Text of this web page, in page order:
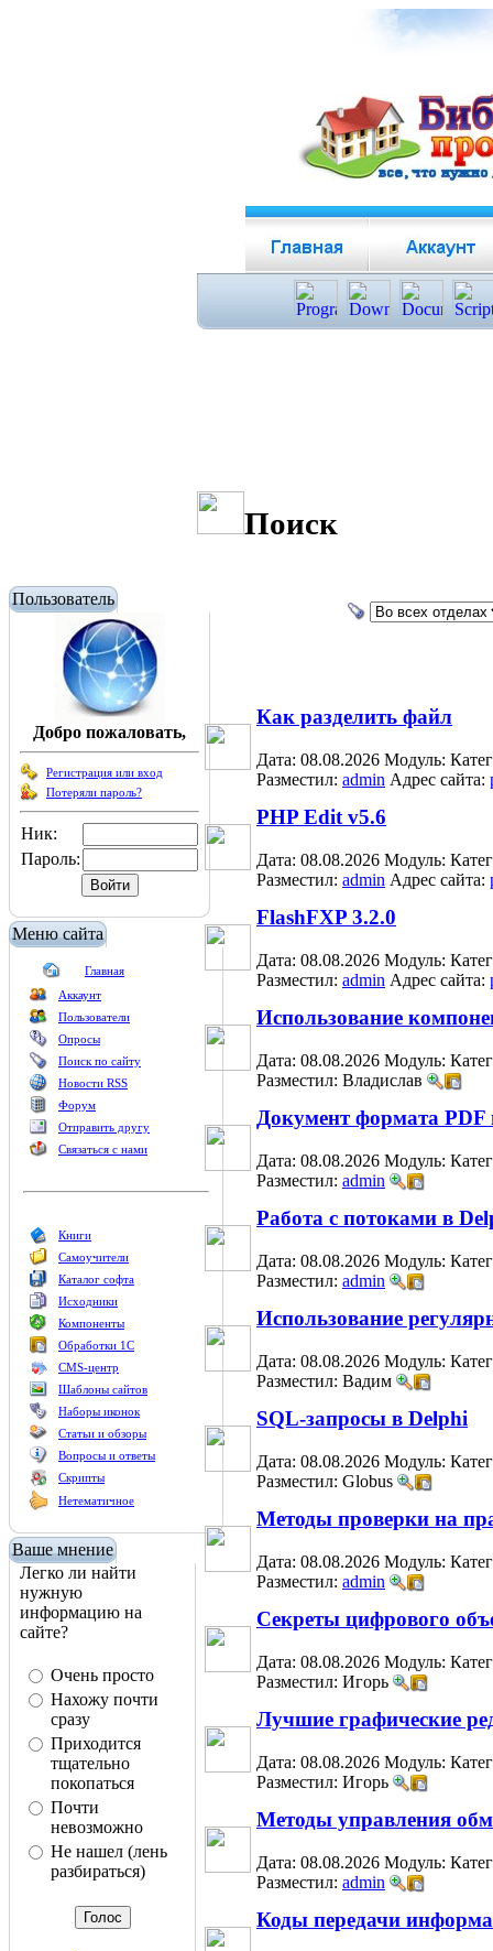
Пользователь
Добро пожаловать,
Регистрация или вход
Потеряли пароль?
Ник:
Пароль:
Меню сайта
Главная
Аккаунт
Пользователи
Опросы
Поиск по сайту
Новости RSS
Форум
Отправить другу
Связаться с нами
Книги
Самоучители
Каталог софта
Исходники
Компоненты
Обработки 1С
CMS-центр
Шаблоны сайтов
Наборы иконок
Статьи и обзоры
Вопросы и ответы
Скрипты
Нетематичное
Ваше мнение
Легко ли найти
нужную
информацию на
сайте?
Очень просто
Нахожу почти
сразу
Приходится
тщательно
покопаться
Почти
невозможно
Не нашел (лень
разбираться)
Поиск
Как разделить файл
Дата: 08.08.2026 Модуль:
Разместил: admin Адрес сайта:
PHP Edit v5.6
Дата: 08.08.2026 Модуль:
Разместил: admin Адрес сайта:
FlashFXP 3.2.0
Дата: 08.08.2026 Модуль:
Разместил: admin Адрес сайта:
Использование
Дата: 08.08.2026 Модуль:
Разместил: Владислав
Документ формата PDF
Дата: 08.08.2026 Модуль:
Разместил: admin
Работа с потоками в
Дата: 08.08.2026 Модуль:
Разместил: admin
Использование
Дата: 08.08.2026 Модуль:
Разместил: Вадим
SQL-запросы в Delphi
Дата: 08.08.2026 Модуль:
Разместил: Globus
Методы проверки на
Дата: 08.08.2026 Модуль:
Разместил: admin
Секреты цифрового
Дата: 08.08.2026 Модуль:
Разместил: Игорь
Лучшие графические
Дата: 08.08.2026 Модуль:
Разместил: Игорь
Методы управления
Дата: 08.08.2026 Модуль:
Разместил: admin
Коды передачи